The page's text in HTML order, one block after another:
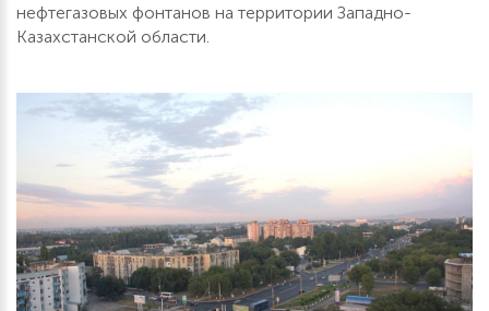
нефтегазовых фонтанов на территории Западно-
Казахстанской области.